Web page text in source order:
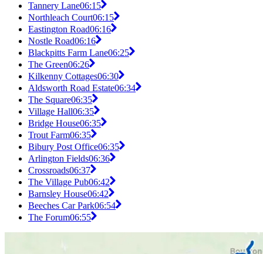
Tannery Lane06:15
Northleach Court06:15
Eastington Road06:16
Nostle Road06:16
Blackpitts Farm Lane06:25
The Green06:26
Kilkenny Cottages06:30
Aldsworth Road Estate06:34
The Square06:35
Village Hall06:35
Bridge House06:35
Trout Farm06:35
Bibury Post Office06:35
Arlington Fields06:36
Crossroads06:37
The Village Pub06:42
Barnsley House06:42
Beeches Car Park06:54
The Forum06:55